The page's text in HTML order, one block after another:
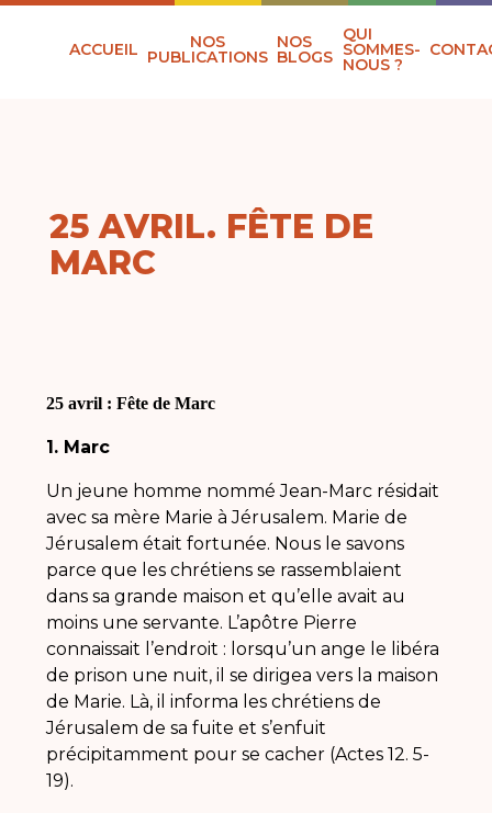
ACCUEIL NOS
PUBLICATIONS
NOS
BLOGS
QUI
SOMMES-
NOUS ?
25 AVRIL. FÊTE DE
MARC
25 avril : Fête de Marc
1. Marc
Un jeune homme nommé Jean-Marc résidait
avec sa mère Marie à Jérusalem. Marie de
Jérusalem était fortunée. Nous le savons
parce que les chrétiens se rassemblaient
dans sa grande maison et qu’elle avait au
moins une servante. L’apôtre Pierre
connaissait l’endroit : lorsqu’un ange le libéra
de prison une nuit, il se dirigea vers la maison
de Marie. Là, il informa les chrétiens de
Jérusalem de sa fuite et s’enfuit
précipitamment pour se cacher (Actes 12. 5-
19).